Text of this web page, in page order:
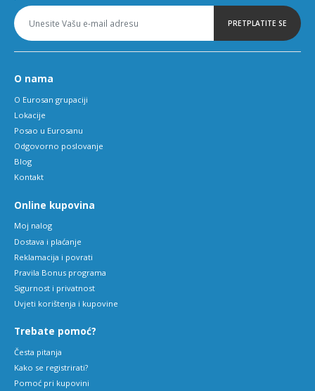
PRETPLATITE SE
O nama
O Eurosan grupaciji
Lokacije
Posao u Eurosanu
Odgovorno poslovanje
Blog
Kontakt
Online kupovina
Moj nalog
Dostava i plaćanje
Reklamacija i povrati
Pravila Bonus programa
Sigurnost i privatnost
Uvjeti korištenja i kupovine
Trebate pomoć?
Česta pitanja
Kako se registrirati?
Pomoć pri kupovini